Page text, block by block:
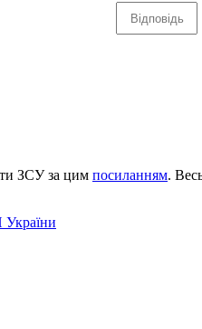
ЗСУ за цим посиланням.